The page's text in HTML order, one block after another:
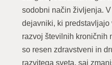
sodobni način življenja.
dejavniki, ki predstavljajo
razvoj številnih kroničnih
so resen zdravstveni in
razvitega sveta, saj